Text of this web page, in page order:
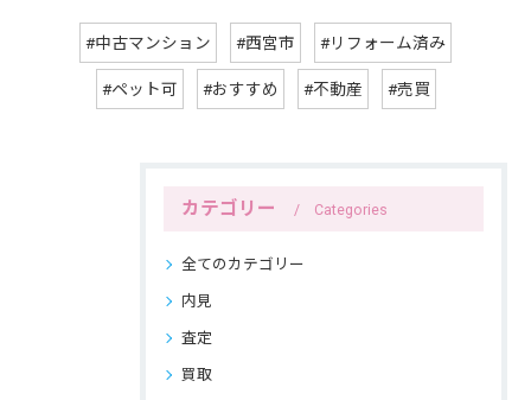
#中古マンション #西宮市 #リフォーム済み
#ペット可 #おすすめ #不動産 #売買
カテゴリー Categories
全てのカテゴリー
内見
査定
買取